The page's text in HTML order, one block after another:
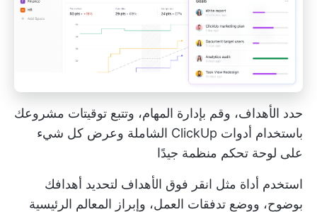
حدد الأهداف، وقم بإدارة المهام، وتتبع توقيتات مشروعك
باستخدام أدوات ClickUp الشاملة وعرض كل شيء
على لوحة تحكم منظمة جيدًا
استخدم أداة مثل انقر فوق الأهداف لتحديد أهدافك
بوضوح، ووضع تدفقات العمل، وإبراز المعالم الرئيسية